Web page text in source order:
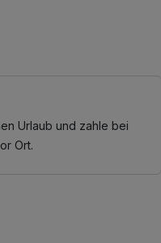
(vorherige
Nutzung /
Urlaub und zahle bei
Ort.